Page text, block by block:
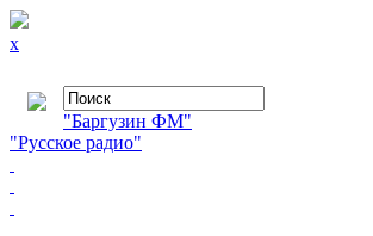
x
"Баргузин ФМ"
"Русское радио"